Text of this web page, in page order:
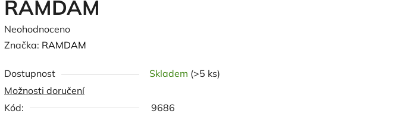
RAMDAM
Průměrné
hodnocení
je
0,0
z
Neohodnoceno
Značka: RAMDAM
Dostupnost Skladem (>5 ks)
Možnosti doručení
Kód:
9686